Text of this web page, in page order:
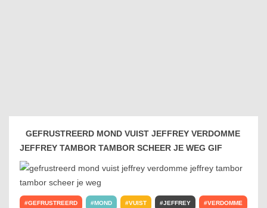
GEFRUSTREERD MOND VUIST JEFFREY VERDOMME
JEFFREY TAMBOR TAMBOR SCHEER JE WEG GIF
GEFRUSTREERD MOND VUIST JEFFREY VERDOMME